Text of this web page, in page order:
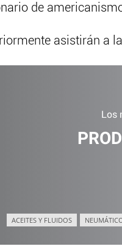
de
asistirán a
Los
ACEITES Y FLUIDOS